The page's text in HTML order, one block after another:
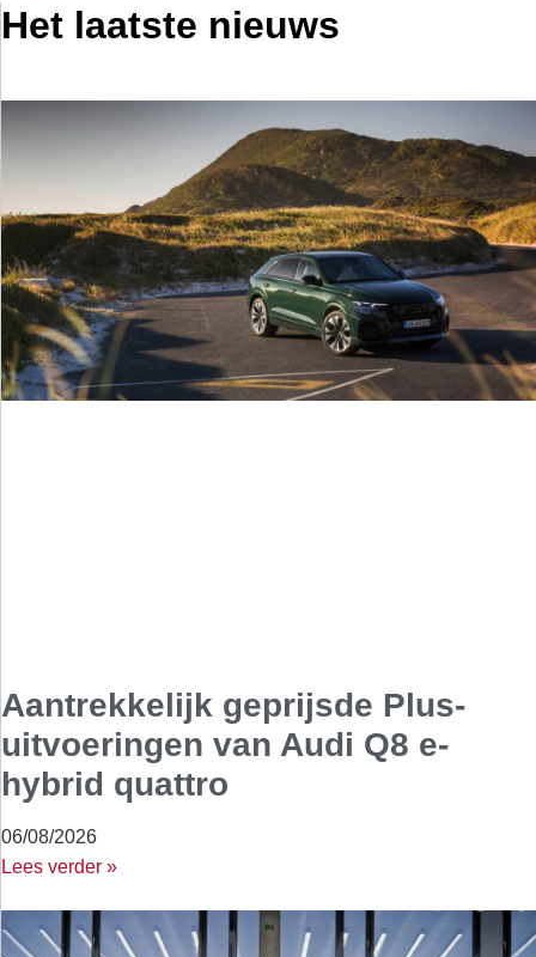
Het laatste nieuws
Aantrekkelijk geprijsde Plus-
uitvoeringen van Audi Q8 e-
hybrid quattro
06/08/2026
Lees verder »